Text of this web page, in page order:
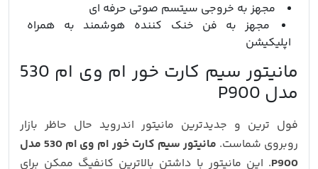
مجهز به خروجی سیتسم صوتی حرفه ای
مجهز به فن خنک کننده هوشمند به همراه
اپلیکیشن
مانیتور سیم کارت خور ام وی ام 530
مدل P900
فول ترین و جدیدترین مانیتور اندروید حال حاظر بازار
روبروی شماست.
مانیتور سیم کارت خور ام وی ام 530 مدل
P900. این مانیتور با داشتن بالاترین کانفیگ ممکن برای